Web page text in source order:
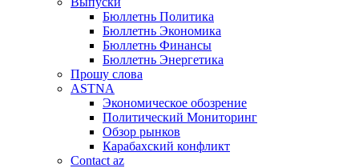
Бюллетнь Политика
Бюллетнь Экономика
Бюллетнь Финансы
Бюллетнь Энергетика
Прошу слова
ASTNA
Экономическое обозрение
Политический Мониторинг
Обзор рынков
Карабахский конфликт
Contact az